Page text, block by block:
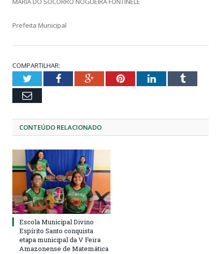
Prefeita Municipal
COMPARTILHAR:
TwitterFacebookGoogle+PinterestLinkedInTumblr
Email
CONTEÚDO RELACIONADO
Escola Municipal Divino
Espírito Santo conquista
etapa municipal da V Feira
Amazonense de Matemática